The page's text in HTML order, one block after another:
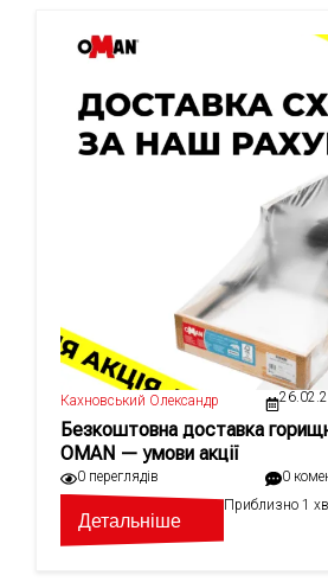
Кахновський Олександр
Безкоштовна доставка
OMAN — умови акції
0 переглядів 0
Детальніше
Приблизно 1